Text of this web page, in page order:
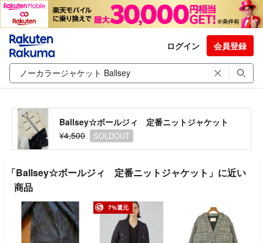
ログイン 会員登録
Ballsey☆ボールジィ 定番ニットジャケット
¥4,500
SOLDOUT
「Ballsey☆ボールジィ 定番ニットジャケット」に近い
商品
7%還元